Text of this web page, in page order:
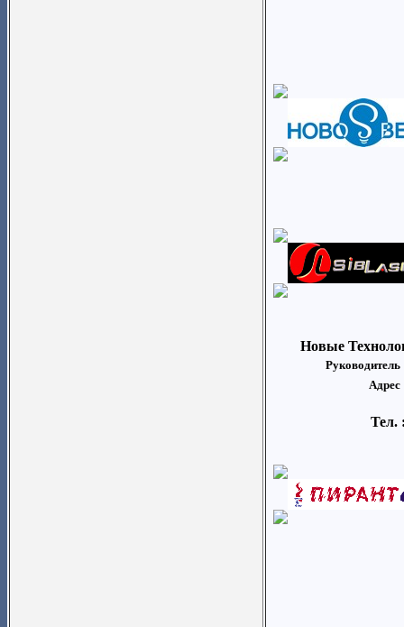
Новые
Тел.